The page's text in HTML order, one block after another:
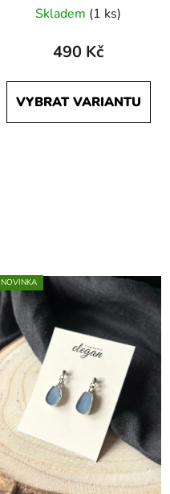
Skladem (1 ks)
490 Kč
VYBRAT VARIANTU
NOVINKA